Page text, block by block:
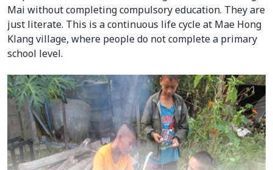
Mai without completing compulsory education. They are
just literate. This is a continuous life cycle at Mae Hong
Klang village, where people do not complete a primary
school level.